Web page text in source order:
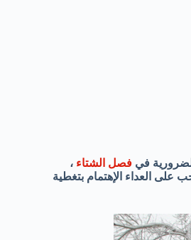
في فصل الشتاء ،
على العداء الإهتمام بتغطية